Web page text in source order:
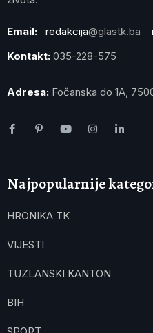
Email: redakcija@glastk.ba
Kontakt: 035-228-575
Adresa: Fočanska do 1A,
Najpopularnije
HRONIKA TK
VIJESTI
TUZLANSKI KANTON
BIH